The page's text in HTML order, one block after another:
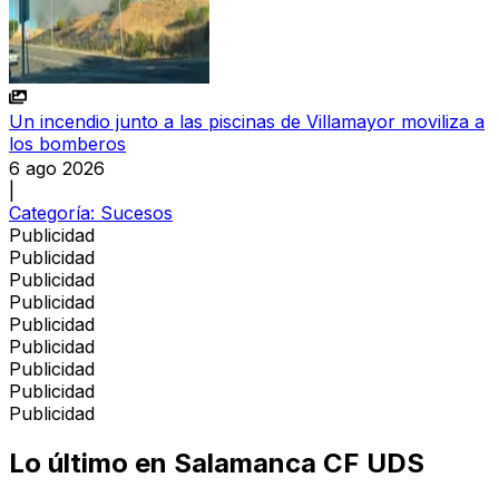
Un incendio junto a las piscinas de Villamayor moviliza a
los bomberos
6 ago 2026
Categoría: Sucesos
Publicidad
Publicidad
Publicidad
Publicidad
Publicidad
Publicidad
Publicidad
Publicidad
Publicidad
Lo último en Salamanca CF UDS